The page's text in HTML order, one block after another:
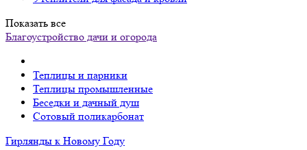
Показать все
Благоустройство дачи и огорода
Теплицы и парники
Теплицы промышленные
Беседки и дачный душ
Сотовый поликарбонат
Гирлянды к Новому Году